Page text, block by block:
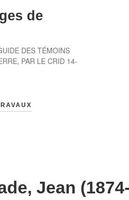
de
DES TÉMOINS
PAR LE CRID 14-
Jean